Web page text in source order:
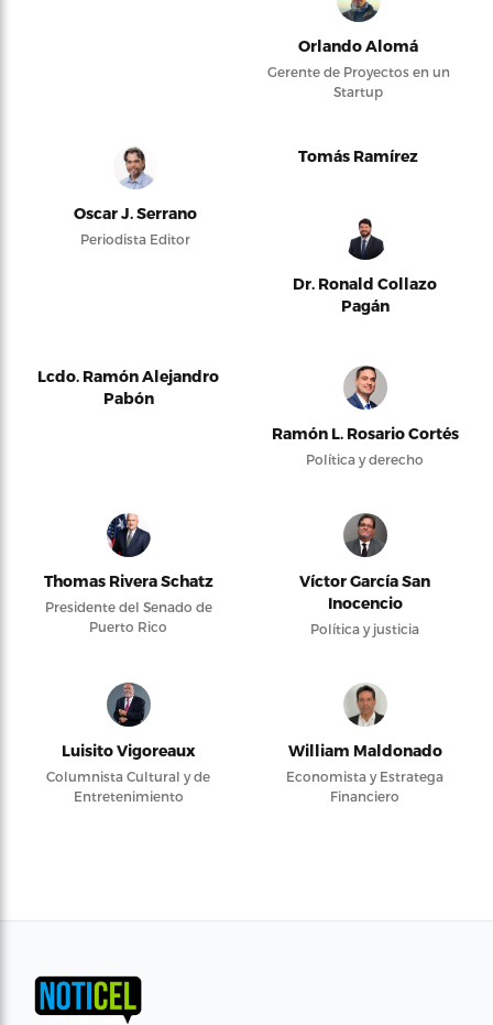
Orlando Alomá
Gerente de Proyectos en un
Startup
Oscar J. Serrano
Periodista Editor
Tomás Ramírez
Dr. Ronald Collazo
Pagán
Lcdo. Ramón Alejandro
Pabón
Ramón L. Rosario Cortés
Política y derecho
Thomas Rivera Schatz
Presidente del Senado de
Puerto Rico
Víctor García San
Inocencio
Política y justicia
Luisito Vigoreaux
Columnista Cultural y de
Entretenimiento
William Maldonado
Economista y Estratega
Financiero